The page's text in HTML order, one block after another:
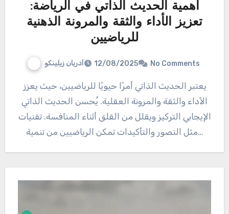
أهمية الحديث الذاتي في الرياضة:
تعزيز الأداء والثقة والمرونة الذهنية
للرياضيين
أدريان زيلينكو 12/08/2025 No Comments
يعتبر الحديث الذاتي أمرًا حيويًا للرياضيين، حيث يعزز
الأداء والثقة والمرونة العقلية. يُحسن الحديث الذاتي
الإيجابي التركيز ويقلل من القلق أثناء المنافسة. تقنيات
مثل التصور والتأكيدات تمكن الرياضيين من تنمية…